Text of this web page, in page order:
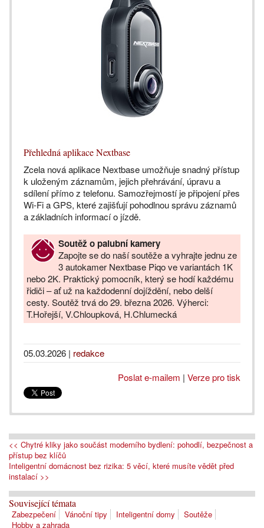
Přehledná aplikace Nextbase
Zcela nová aplikace Nextbase umožňuje snadný přístup
k uloženým záznamům, jejich přehrávání, úpravu a
sdílení přímo z telefonu. Samozřejmostí je připojení přes
Wi-Fi a GPS, které zajišťují pohodlnou správu záznamů
a základních informací o jízdě.
Soutěž o palubní kamery
Zapojte se do naší soutěže a vyhrajte jednu ze
3 autokamer Nextbase Piqo ve variantách 1K
nebo 2K. Praktický pomocník, který se hodí každému
řidiči – ať už na každodenní dojíždění, nebo delší
cesty. Soutěž trvá do 29. března 2026. Výherci:
T.Hořejší, V.Chloupková, H.Chlumecká
05.03.2026 | redakce
Poslat e-mailem | Verze pro tisk
<< Chytré kliky jako součást moderního bydlení: pohodlí, bezpečnost a
přístup bez klíčů
Inteligentní domácnost bez rizika: 5 věcí, které musíte vědět před
instalací >>
Související témata
Zabezpečení Vánoční tipy Inteligentní domy
Soutěže
Hobby a zahrada